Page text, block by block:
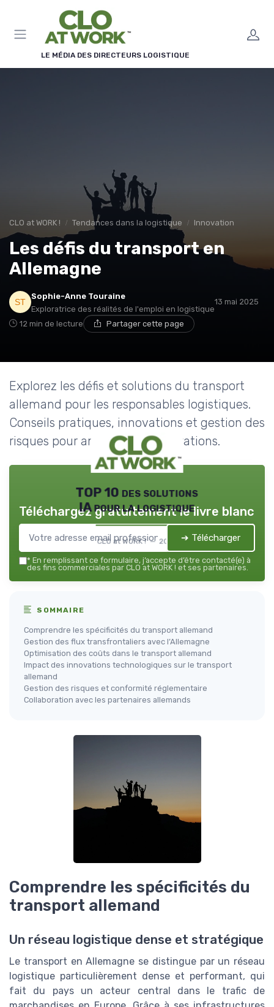
LE MÉDIA DES DIRECTEURS LOGISTIQUE
CLO at WORK ! Tendances dans la logistique Innovation
Les défis du transport en
Allemagne
Sophie-Anne Touraine
Exploratrice des réalités de l'emploi en logistique
13 mai 2025
12 min de lecture Partager cette page
Explorez les défis et solutions du transport
allemand pour les responsables logistiques.
Conseils pratiques, innovations et gestion des
risques pour améliorer vos opérations.
TOP 10 des solutions
IA pour la logistique
CLO at WORK ! — 2026
Téléchargez gratuitement le livre blanc
➔ Télécharger
* En remplissant ce formulaire, j’accepte d’être contacté(e) à
des fins commerciales par CLO at WORK ! et ses partenaires.
SOMMAIRE
Comprendre les spécificités du transport allemand
Gestion des flux transfrontaliers avec l’Allemagne
Optimisation des coûts dans le transport allemand
Impact des innovations technologiques sur le transport
allemand
Gestion des risques et conformité réglementaire
Collaboration avec les partenaires allemands
Comprendre les spécificités du
transport allemand
Un réseau logistique dense et stratégique
Le transport en Allemagne se distingue par un réseau
logistique particulièrement dense et performant, qui
fait du pays un acteur central dans le trafic de
Panneau de gestion des cookies